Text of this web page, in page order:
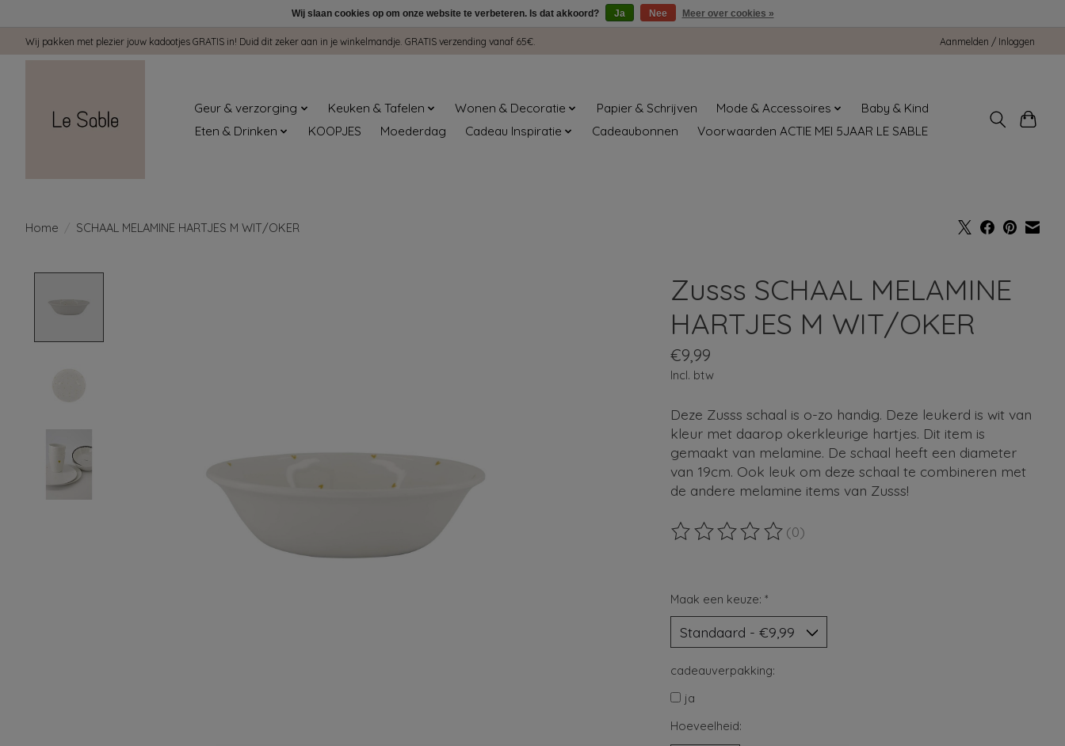
Wij pakken met plezier jouw kadootjes GRATIS in! Duid dit zeker aan in je winkelmandje. GRATIS verzending vanaf 65€. Aanmelden / Inloggen
Geur & verzorging Keuken & Tafelen Wonen & Decoratie Papier & Schrijven Mode & Accessoires
Baby & Kind
Eten & Drinken
KOOPJES Moederdag Cadeau Inspiratie Cadeaubonnen Voorwaarden ACTIE MEI 5JAAR LE SABLE
Home / SCHAAL MELAMINE HARTJES M WIT/OKER
Zusss SCHAAL MELAMINE
HARTJES M WIT/OKER
€9,99
Incl. btw
Deze Zusss schaal is o-zo handig. Deze leukerd is wit van
kleur met daarop okerkleurige hartjes. Dit item is
gemaakt van melamine. De schaal heeft een diameter
van 19cm. Ook leuk om deze schaal te combineren met
de andere melamine items van Zusss!
De beoordeling van dit product is
(0)
Maak een keuze: *
cadeauverpakking:
ja
Hoeveelheid:
Wij slaan cookies op om onze website te verbeteren. Is dat akkoord? Ja Nee Meer over cookies »